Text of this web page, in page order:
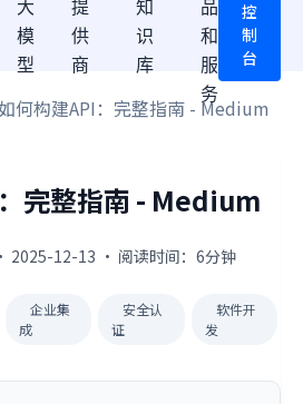
大
模
型
提
供
商
知
识
库
品
和
服
务
控
制
台
何构建API：完整指南 - Medium
完整指南 - Medium
2025-12-13 · 阅读时间：6分钟
企业集
成
安全认
证
软件开
发